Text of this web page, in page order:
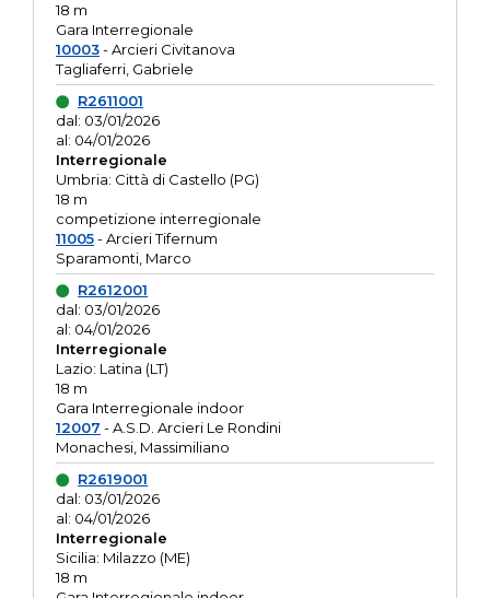
18 m
Gara Interregionale
10003- Arcieri Civitanova
Tagliaferri, Gabriele
R2611001
dal: 03/01/2026
al: 04/01/2026
Interregionale
Umbria: Città di Castello (PG)
18 m
competizione interregionale
11005- Arcieri Tifernum
Sparamonti, Marco
R2612001
dal: 03/01/2026
al: 04/01/2026
Interregionale
Lazio: Latina (LT)
18 m
Gara Interregionale indoor
12007 - A.S.D. Arcieri Le Rondini
Monachesi, Massimiliano
R2619001
dal: 03/01/2026
al: 04/01/2026
Interregionale
Sicilia: Milazzo (ME)
18 m